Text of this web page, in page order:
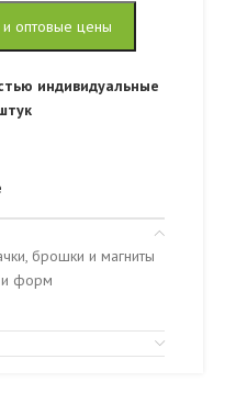
и оптовые цены
индивидуальные
брошки и магниты
и форм